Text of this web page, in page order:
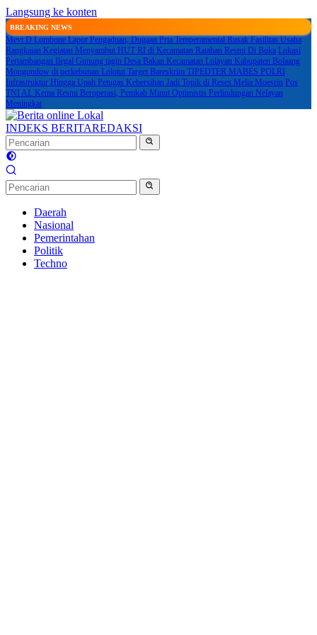
Langsung ke konten
BREAKING NEWS
Mevi D Lombone Lapor Pengaduan, Dugaan Pria Temperamental Rusak Fasilitas Usaha
Rangkaian Kegiatan Menyambut HUT RI di Kecamatan Ratahan Resmi Di Buka Lokasi
Pertambangan Ilegal Gunung tagin Desa Bakan Kecamatan Lolayan Kabupaten Bolaang
Mongondow di perkebunan Lolotut Target Bareskrim TIPEDTER MABES POLRI
Infrastruktur Hingga Upah Petugas Kebersihan Jadi Topik di Reses Melia Moesrin Pos
TNI AL Kema Resmi Beroperasi, Pemkab Minut Optimistis Perlindungan Nelayan
Meningkat
INDEKS BERITAREDAKSI
Daerah
Nasional
Pemerintahan
Politik
Techno